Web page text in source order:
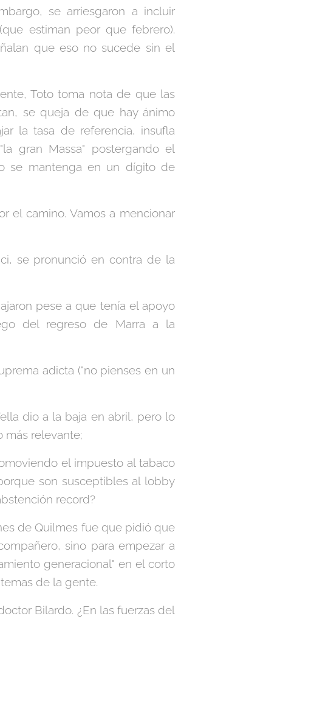
se arriesgaron a incluir
estiman peor que febrero).
que eso no sucede sin el
Toto toma nota de que las
se queja de que hay ánimo
la tasa de referencia, insufla
gran Massa" postergando el
se mantenga en un dígito de
el camino. Vamos a mencionar
se pronunció en contra de la
pese a que tenía el apoyo
del regreso de Marra a la
adicta ("no pienses en un
dio a la baja en abril, pero lo
más relevante;
el impuesto al tabaco
son susceptibles al lobby
record?
de Quilmes fue que pidió que
sino para empezar a
generacional" en el corto
de la gente.
Bilardo. ¿En las fuerzas del